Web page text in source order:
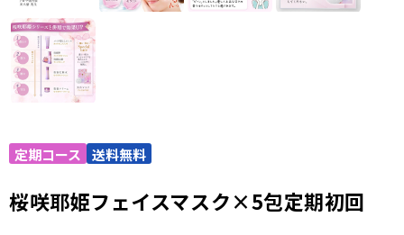
桜咲耶姫フェイスマスク×5包定期初回